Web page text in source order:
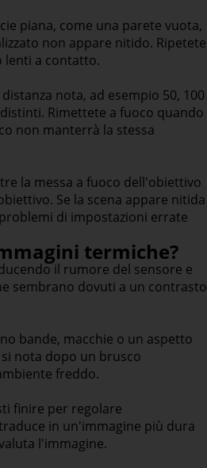
piana, come una parete vuota,
non appare nitido. Ripetete
lenti a contatto.
nota, ad esempio 50, 100
Rimettete a fuoco quando
non manterrà la stessa
la messa a fuoco dell'obiettivo
Se la scena appare nitida
di impostazioni errate
termiche?
il rumore del sensore e
sembrano dovuti a un contrasto
bande, macchie o un aspetto
nota dopo un brusco
freddo.
finire per regolare
in un'immagine più dura
l'immagine.